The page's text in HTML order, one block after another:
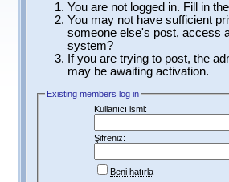
You are not logged in. Fill in
You may not have sufficient
someone else's post, access
system?
If you are trying to post, the
may be awaiting activation.
Existing members log in
Kullanıcı ismi:
Şifreniz:
Beni hatırla